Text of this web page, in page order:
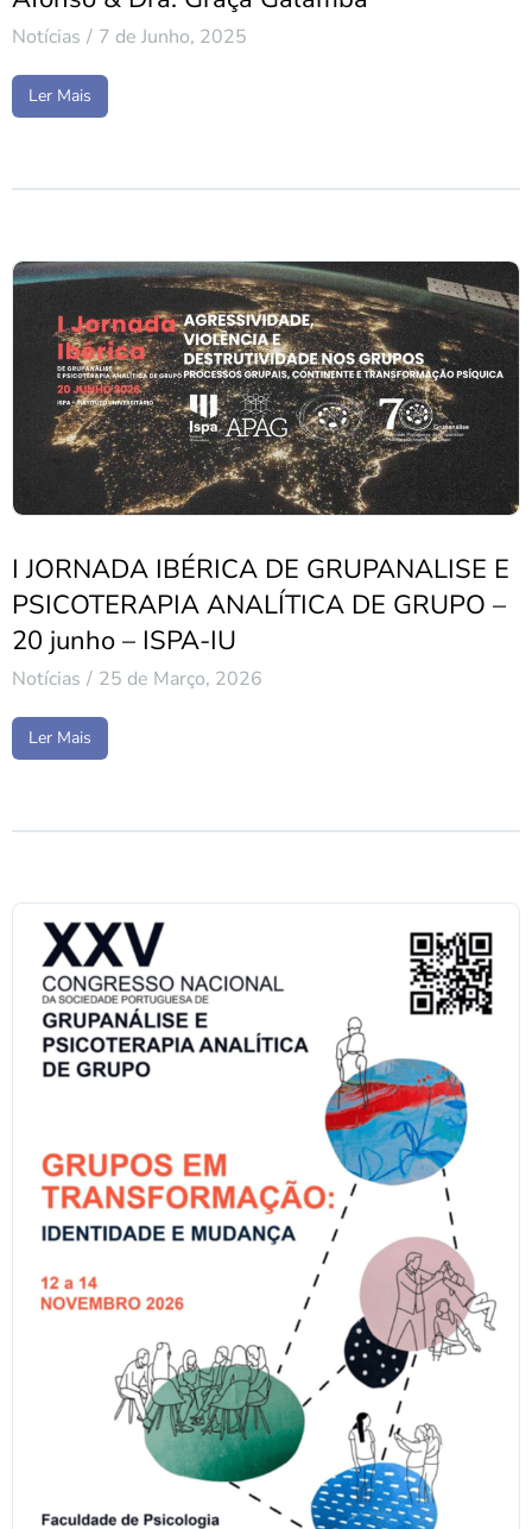
Notícias 7 de Junho, 2025
Ler Mais
I JORNADA IBÉRICA DE GRUPANALISE E
PSICOTERAPIA ANALÍTICA DE GRUPO –
20 junho – ISPA-IU
Notícias 25 de Março, 2026
Ler Mais